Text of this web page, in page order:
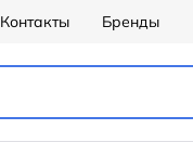
Контакты Бренды